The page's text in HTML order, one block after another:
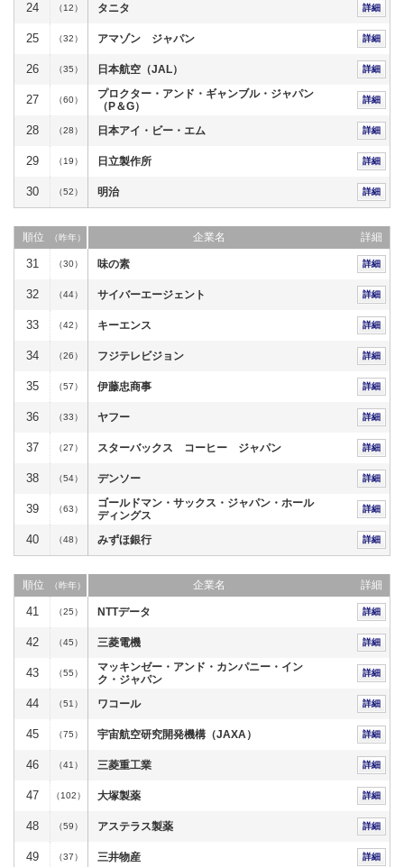
24 （12） タニタ 詳細
25 （32） アマゾン ジャパン 詳細
26 （35） 日本航空（JAL） 詳細
27 （60）
プロクター・アンド・ギャンブル・ジャパン
（P＆G）
詳細
28 （28） 日本アイ・ビー・エム 詳細
29 （19） 日立製作所 詳細
30 （52） 明治 詳細
順位 （昨年） 企業名 詳細
31 （30） 味の素 詳細
32 （44） サイバーエージェント 詳細
33 （42） キーエンス 詳細
34 （26） フジテレビジョン 詳細
35 （57） 伊藤忠商事 詳細
36 （33） ヤフー 詳細
37 （27） スターバックス コーヒー ジャパン 詳細
38 （54） デンソー 詳細
39 （63）
ゴールドマン・サックス・ジャパン・ホール
ディングス
詳細
40 （48） みずほ銀行 詳細
順位 （昨年） 企業名 詳細
41 （25） NTTデータ 詳細
42 （45） 三菱電機 詳細
43 （55）
マッキンゼー・アンド・カンパニー・イン
ク・ジャパン
詳細
44 （51） ワコール 詳細
45 （75） 宇宙航空研究開発機構（JAXA） 詳細
46 （41） 三菱重工業 詳細
47 （102） 大塚製薬 詳細
48 （59） アステラス製薬 詳細
49 （37） 三井物産 詳細